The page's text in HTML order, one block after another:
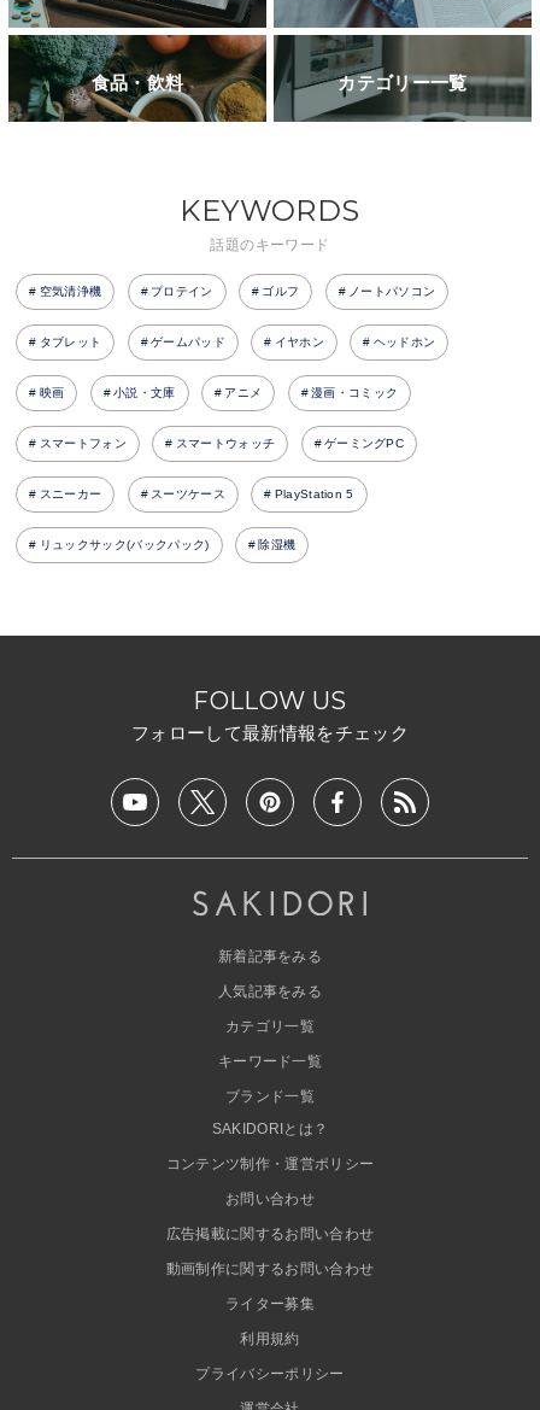
食品・飲料 カテゴリー一覧
KEYWORDS
話題のキーワード
空気清浄機 プロテイン ゴルフ ノートパソコン
タブレット ゲームパッド イヤホン ヘッドホン
映画 小説・文庫 アニメ 漫画・コミック
スマートフォン スマートウォッチ ゲーミングPC
スニーカー スーツケース PlayStation 5
リュックサック(バックパック) 除湿機
FOLLOW US
フォローして最新情報をチェック
新着記事をみる
人気記事をみる
カテゴリ一覧
キーワード一覧
ブランド一覧
SAKIDORIとは？
コンテンツ制作・運営ポリシー
お問い合わせ
広告掲載に関するお問い合わせ
動画制作に関するお問い合わせ
ライター募集
利用規約
プライバシーポリシー